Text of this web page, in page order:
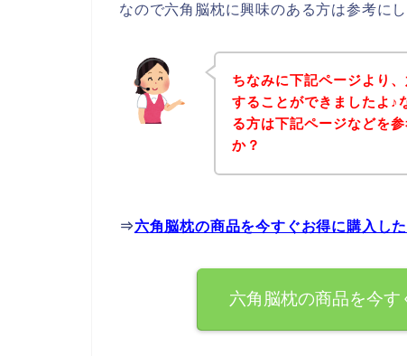
なので六角脳枕に興味のある方は参考に
ちなみに下記ページより
することができましたよ♪
る方は下記ページなどを
か？
⇒六角脳枕の商品を今すぐお得に購入し
六角脳枕の商品を今